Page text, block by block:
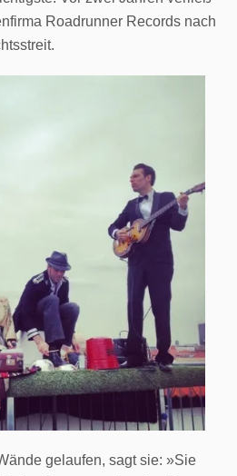
Roadrunner Records nach
gelaufen, sagt sie: »Sie